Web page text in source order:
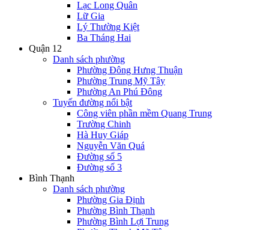
Lạc Long Quân
Lữ Gia
Lý Thường Kiệt
Ba Tháng Hai
Quận 12
Danh sách phường
Phường Đông Hưng Thuận
Phường Trung Mỹ Tây
Phường An Phú Đông
Tuyến đường nổi bật
Công viên phần mềm Quang Trung
Trường Chinh
Hà Huy Giáp
Nguyễn Văn Quá
Đường số 5
Đường số 3
Bình Thạnh
Danh sách phường
Phường Gia Định
Phường Bình Thạnh
Phường Bình Lợi Trung